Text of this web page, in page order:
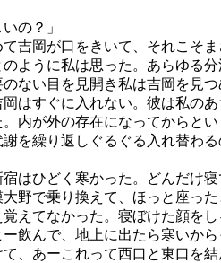
の？」
吉岡が口をきいて、それこそま
ように私は思った。あらゆる分
ない目を見開き私は吉岡を見つ
はすぐに入れない。彼は私のあ
内が外の存在になってからとい
を繰り返しぐるぐる入れ替わる
はひどく寒かった。どんだけ寝
野で乗り換えて、ほっと座った
えてなかった。寝ぼけた顔をし
飲んで、地上に出たら寒いから
、あーこれって西口と東口を結